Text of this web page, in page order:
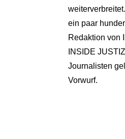
ein paar
Redaktion von
INSIDE
Journalisten
Vorwurf.